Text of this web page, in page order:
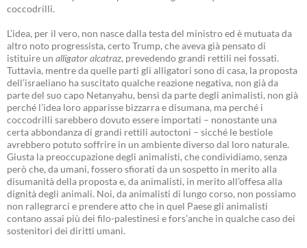
coccodrilli.
L’idea, per il vero, non nasce dalla testa del ministro ed è mutuata da
altro noto progressista, certo Trump, che aveva già pensato di
istituire un alligator alcatraz, prevedendo grandi rettili nei fossati.
Tuttavia, mentre da quelle parti gli alligatori sono di casa, la proposta
dell’israeliano ha suscitato qualche reazione negativa, non già da
parte del suo capo Netanyahu, bensì da parte degli animalisti, non già
perché l’idea loro apparisse bizzarra e disumana, ma perché i
coccodrilli sarebbero dovuto essere importati – nonostante una
certa abbondanza di grandi rettili autoctoni – sicché le bestiole
avrebbero potuto soffrire in un ambiente diverso dal loro naturale.
Giusta la preoccupazione degli animalisti, che condividiamo, senza
però che, da umani, fossero sfiorati da un sospetto in merito alla
disumanità della proposta e, da animalisti, in merito all’offesa alla
dignità degli animali. Noi, da animalisti di lungo corso, non possiamo
non rallegrarci e prendere atto che in quel Paese gli animalisti
contano assai più dei filo-palestinesi e fors’anche in qualche caso dei
sostenitori dei diritti umani.